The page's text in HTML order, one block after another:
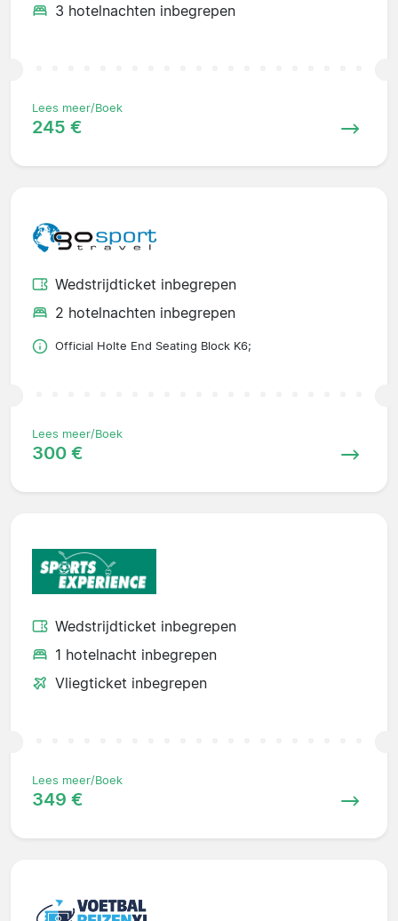
3 hotelnachten inbegrepen
Lees meer/Boek
245 €
Wedstrijdticket inbegrepen
2 hotelnachten inbegrepen
Official Holte End Seating Block K6;
Lees meer/Boek
300 €
Wedstrijdticket inbegrepen
1 hotelnacht inbegrepen
Vliegticket inbegrepen
Lees meer/Boek
349 €